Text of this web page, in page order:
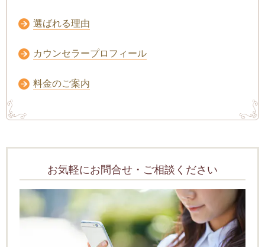
選ばれる理由
カウンセラープロフィール
料金のご案内
お気軽にお問合せ・ご相談ください